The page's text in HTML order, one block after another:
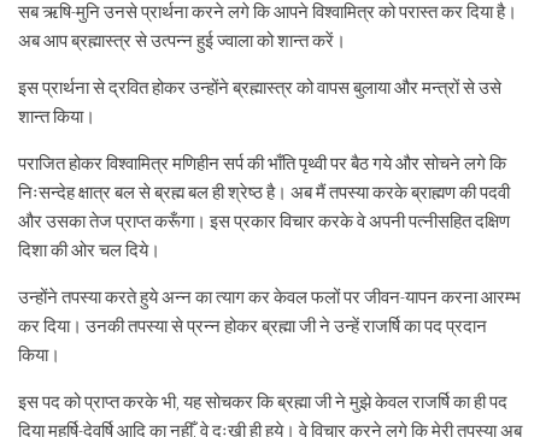
सब ऋषि-मुनि उनसे प्रार्थना करने लगे कि आपने विश्वामित्र को परास्त कर दिया है।
अब आप ब्रह्मास्त्र से उत्पन्न हुई ज्वाला को शान्त करें।
इस प्रार्थना से द्रवित होकर उन्होंने ब्रह्मास्त्र को वापस बुलाया और मन्त्रों से उसे
शान्त किया।
पराजित होकर विश्वामित्र मणिहीन सर्प की भाँति पृथ्वी पर बैठ गये और सोचने लगे कि
निःसन्देह क्षात्र बल से ब्रह्म बल ही श्रेष्ठ है। अब मैं तपस्या करके ब्राह्मण की पदवी
और उसका तेज प्राप्त करूँगा। इस प्रकार विचार करके वे अपनी पत्नीसहित दक्षिण
दिशा की ओर चल दिये।
उन्होंने तपस्या करते हुये अन्न का त्याग कर केवल फलों पर जीवन-यापन करना आरम्भ
कर दिया। उनकी तपस्या से प्रन्न होकर ब्रह्मा जी ने उन्हें राजर्षि का पद प्रदान
किया।
इस पद को प्राप्त करके भी, यह सोचकर कि ब्रह्मा जी ने मुझे केवल राजर्षि का ही पद
दिया महर्षि-देवर्षि आदि का नहीँ, वे दुःखी ही हुये। वे विचार करने लगे कि मेरी तपस्या अब